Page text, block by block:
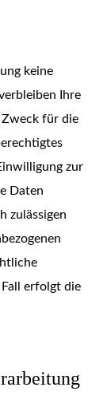
keine
Ihre
Zweck für die
zur
Daten
zulässigen
erfolgt die